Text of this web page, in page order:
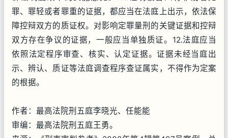
罪、罪轻或者罪重的证据，都应当在法庭上出示，依法保
障控辩双方的质证权。对影响定罪量刑的关键证据和控辩
双方存在争议的证据，一般应当单独质证。12.法庭应当
依照法定程序审查、核实、认定证据。证据未经当庭出
示、辨认、质证等法庭调查程序查证属实，不得作为定案
的根据。
作者：最高法院刑五庭李晓光、任能能
审编：最高法院刑五庭王勇。